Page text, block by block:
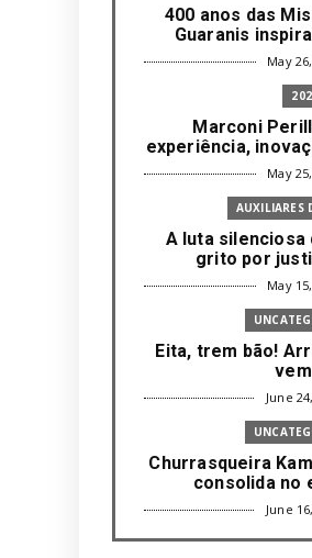
400 anos das
Guaranis
May
Marconi
experiência,
May
AUXILIARES
A luta silenciosa
grito por
May
Eita, trem bão!
June
Churrasqueira
consolida no
June